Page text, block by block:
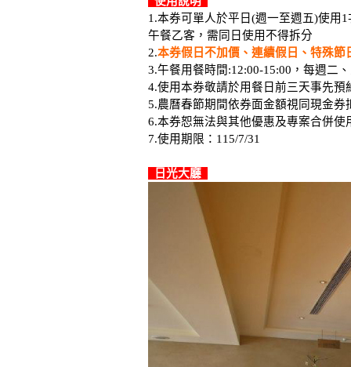
1.本券可單人於平日(週一至週五)使用
午餐乙客，需同日使用不得拆分
2.本券假日不加價、連續假日、特殊節
3.午餐用餐時間:12:00-15:00，每週二
4.使用本券敬請於用餐日前三天事先預
5.農曆春節期間依券面金額視同現金券
6.本券恕無法與其他優惠及專案合併使
7.使用期限：115/7/31
日光大廳